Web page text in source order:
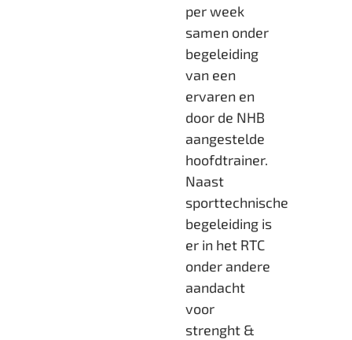
per week
samen onder
begeleiding
van een
ervaren en
door de NHB
aangestelde
hoofdtrainer.
Naast
sporttechnische
begeleiding is
er in het RTC
onder andere
aandacht
voor
strenght &